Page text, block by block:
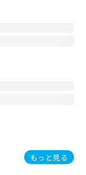
もっと見る